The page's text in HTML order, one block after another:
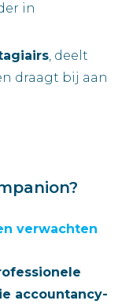
in
, deelt
draagt bij aan
verwachten
accountancy-